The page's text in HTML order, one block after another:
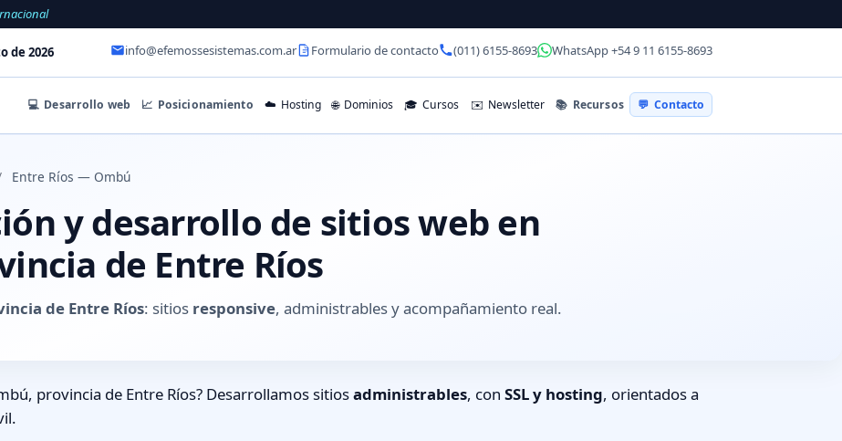
de 2026 info@efemossesistemas.com.ar Formulario de contacto (011) 6155-8693 WhatsApp +54 9 11 6155-8693
💻 Desarrollo web 📈 Posicionamiento ☁️ Hosting 🌐 Dominios 🎓 Cursos ✉️ Newsletter 📚 Recursos 💬 Contacto
Entre Ríos — Ombú
y desarrollo de sitios web en
de Entre Ríos
de Entre Ríos: sitios responsive, administrables y acompañamiento real.
provincia de Entre Ríos? Desarrollamos sitiosadministrables, con SSL y hosting, orientados a